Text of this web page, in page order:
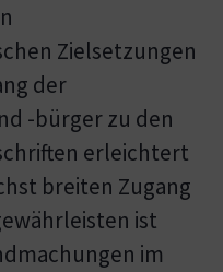
Zielsetzungen
der
-bürger zu den
erleichtert
breiten Zugang
ist
im